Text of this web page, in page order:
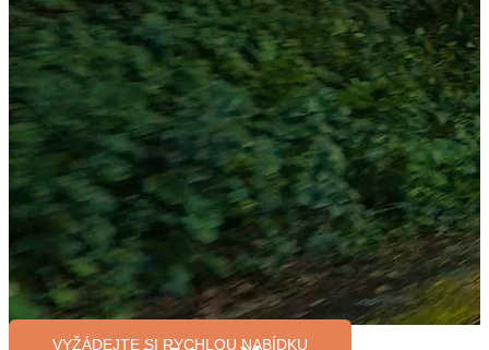
VYŽÁDEJTE SI RYCHLOU NABÍDKU